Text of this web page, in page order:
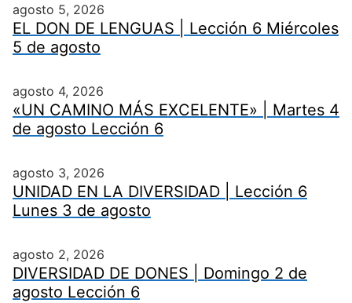
agosto 5, 2026
EL DON DE LENGUAS | Lección 6 Miércoles
5 de agosto
agosto 4, 2026
«UN CAMINO MÁS EXCELENTE» | Martes 4
de agosto Lección 6
agosto 3, 2026
UNIDAD EN LA DIVERSIDAD | Lección 6
Lunes 3 de agosto
agosto 2, 2026
DIVERSIDAD DE DONES | Domingo 2 de
agosto Lección 6